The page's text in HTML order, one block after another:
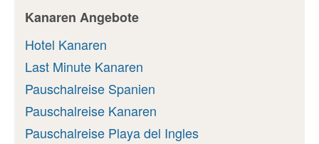
Kanaren Angebote
Hotel Kanaren
Last Minute Kanaren
Pauschalreise Spanien
Pauschalreise Kanaren
Pauschalreise Playa del Ingles